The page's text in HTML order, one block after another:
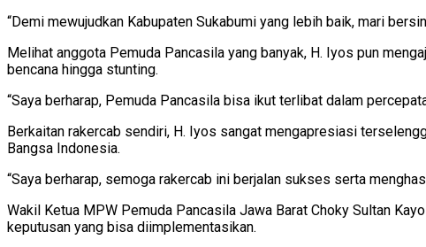
“Demi mewujudkan Kabupaten Sukabumi yang lebih baik, mari
Melihat anggota Pemuda Pancasila yang banyak, H. Iyos pun
bencana hingga stunting.
“Saya berharap, Pemuda Pancasila bisa ikut terlibat dalam
Berkaitan rakercab sendiri, H. Iyos sangat mengapresiasi
Bangsa Indonesia.
“Saya berharap, semoga rakercab ini berjalan sukses serta
Wakil Ketua MPW Pemuda Pancasila Jawa Barat Choky Sultan
keputusan yang bisa diimplementasikan.